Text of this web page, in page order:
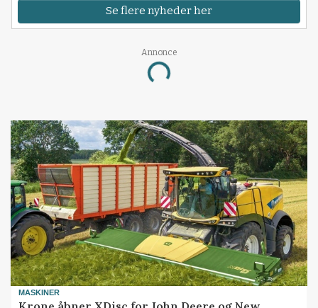
Se flere nyheder her
Annonce
Loading...
MASKINER